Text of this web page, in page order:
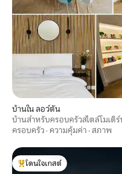
บ้านใน ลอว์ตัน
บ้านสำหรับครอบครัวสไตล์โมเดิ
ครอบครัว · ความคุ้มค่า · สภาพ
โดนใจเกสต์ที่สุด
โดนใจเกสต์